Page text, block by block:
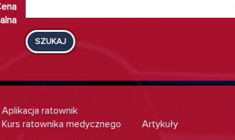
SZUKAJ
Aplikacja ratownik
Kurs ratownika medycznego
Artykuły